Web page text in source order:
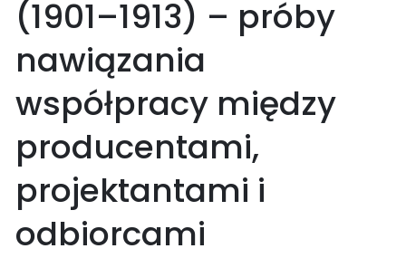
(1901–1913) – próby
nawiązania
współpracy między
producentami,
projektantami i
odbiorcami